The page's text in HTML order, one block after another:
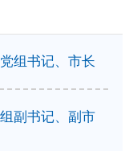
组书记、市长
副书记、副市